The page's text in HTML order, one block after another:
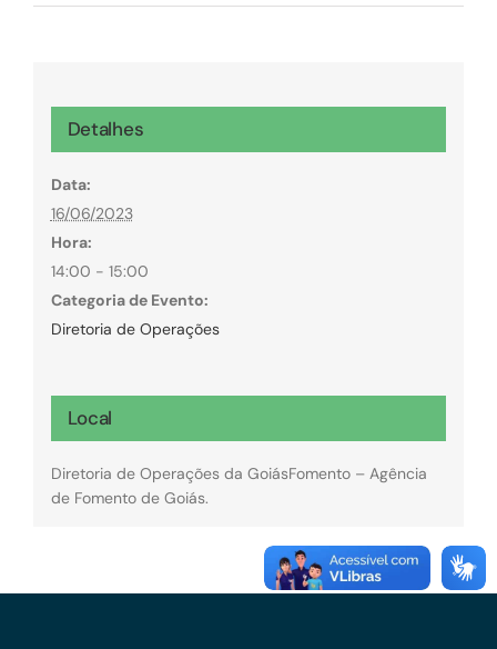
Detalhes
Data:
16/06/2023
Hora:
14:00 - 15:00
Categoria de Evento:
Diretoria de Operações
Local
Diretoria de Operações da GoiásFomento – Agência
de Fomento de Goiás.